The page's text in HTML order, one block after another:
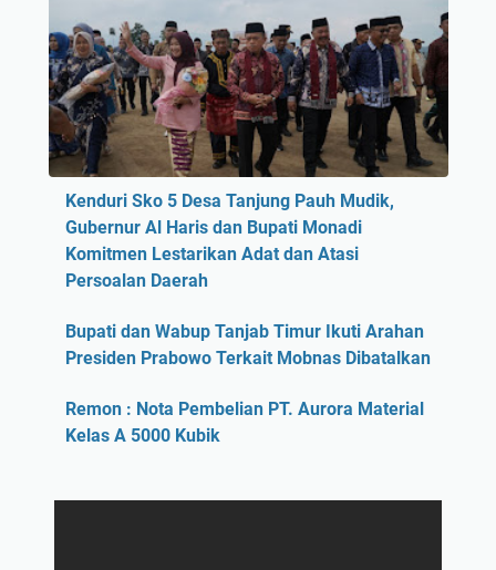
Kenduri Sko 5 Desa Tanjung Pauh Mudik,
Gubernur Al Haris dan Bupati Monadi
Komitmen Lestarikan Adat dan Atasi
Persoalan Daerah
Bupati dan Wabup Tanjab Timur Ikuti Arahan
Presiden Prabowo Terkait Mobnas Dibatalkan
Remon : Nota Pembelian PT. Aurora Material
Kelas A 5000 Kubik